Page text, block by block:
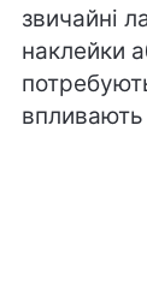
звичайні
наклейки
впливають